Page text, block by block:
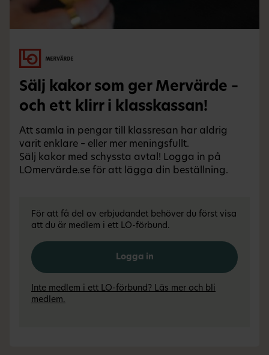
Sälj kakor som ger Mervärde –
och ett klirr i klasskassan!
Att samla in pengar till klassresan har aldrig
varit enklare – eller mer meningsfullt.
Sälj kakor med schyssta avtal! Logga in på
LOmervärde.se för att lägga din beställning.
För att få del av erbjudandet behöver du först visa
att du är medlem i ett LO-förbund.
Logga in
Inte medlem i ett LO-förbund? Läs mer och bli
medlem.